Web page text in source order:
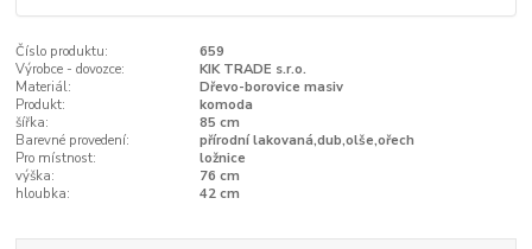
Číslo produktu:
659
Výrobce - dovozce:
KIK TRADE s.r.o.
Materiál:
Dřevo-borovice masiv
Produkt:
komoda
šířka:
85 cm
Barevné provedení:
přírodní lakovaná,dub,olše,ořech
Pro místnost:
ložnice
výška:
76 cm
hloubka:
42 cm